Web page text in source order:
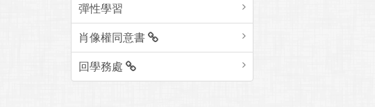
彈性學習
肖像權同意書
回學務處